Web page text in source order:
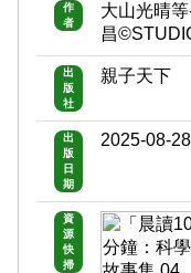
作
者
大山光晴
昌
出
版
社
親子天下
出
版
日
期
2025-08-28
資
源
快
掃